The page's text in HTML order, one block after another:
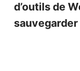
d’outils de
sauvegarder